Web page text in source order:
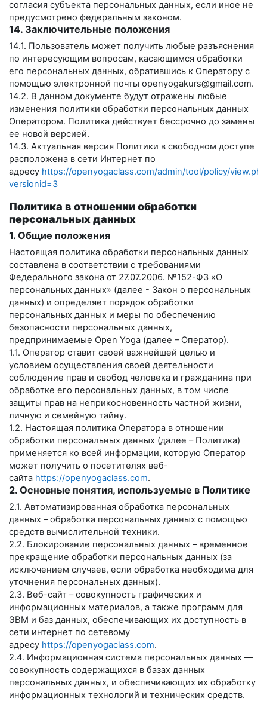
согласия субъекта персональных данных, если иное не
предусмотрено федеральным законом.
14. Заключительные положения
14.1. Пользователь может получить любые разъяснения
по интересующим вопросам, касающимся обработки
его персональных данных, обратившись к Оператору с
помощью электронной почты openyogakurs@gmail.com.
14.2. В данном документе будут отражены любые
изменения политики обработки персональных данных
Оператором. Политика действует бессрочно до замены
ее новой версией.
14.3. Актуальная версия Политики в свободном доступе
расположена в сети Интернет по
адресу https://openyogaclass.com/admin/tool/policy/
versionid=3
Политика в отношении обработки
персональных данных
1. Общие положения
Настоящая политика обработки персональных данных
составлена в соответствии с требованиями
Федерального закона от 27.07.2006. №152-ФЗ «О
персональных данных» (далее - Закон о персональных
данных) и определяет порядок обработки
персональных данных и меры по обеспечению
безопасности персональных данных,
предпринимаемые Open Yoga (далее – Оператор).
1.1. Оператор ставит своей важнейшей целью и
условием осуществления своей деятельности
соблюдение прав и свобод человека и гражданина при
обработке его персональных данных, в том числе
защиты прав на неприкосновенность частной жизни,
личную и семейную тайну.
1.2. Настоящая политика Оператора в отношении
обработки персональных данных (далее – Политика)
применяется ко всей информации, которую Оператор
может получить о посетителях веб-
сайта https://openyogaclass.com.
2. Основные понятия, используемые в Политике
2.1. Автоматизированная обработка персональных
данных – обработка персональных данных с помощью
средств вычислительной техники.
2.2. Блокирование персональных данных – временное
прекращение обработки персональных данных (за
исключением случаев, если обработка необходима для
уточнения персональных данных).
2.3. Веб-сайт – совокупность графических и
информационных материалов, а также программ для
ЭВМ и баз данных, обеспечивающих их доступность в
сети интернет по сетевому
адресу https://openyogaclass.com.
2.4. Информационная система персональных данных —
совокупность содержащихся в базах данных
персональных данных, и обеспечивающих их обработку
информационных технологий и технических средств.